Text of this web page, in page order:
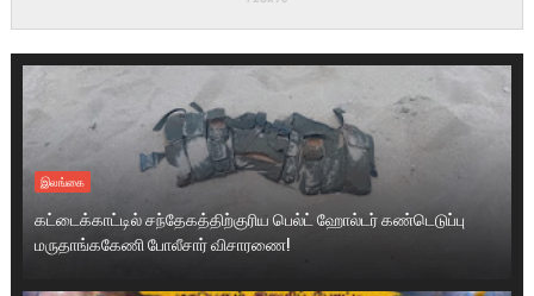
இலங்கை
கட்டைக்காட்டில் சந்தேகத்திற்குரிய பெல்ட் ஹோல்டர் கண்டெடுப்பு
மருதாங்ககேணி போலீசார் விசாரணை!